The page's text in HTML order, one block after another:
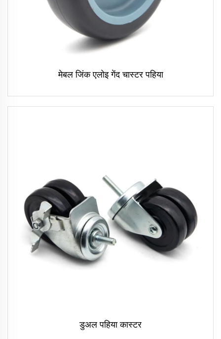
मेबल जिंक एलोइ गेंद चास्टर पहिया
डुअल पहिया कास्टर